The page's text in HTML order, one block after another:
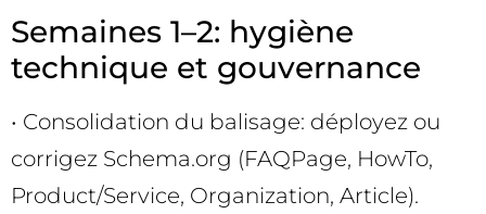
Semaines 1–2: hygiène
technique et gouvernance
• Consolidation du balisage: déployez ou
corrigez Schema.org (FAQPage, HowTo,
Product/Service, Organization, Article).